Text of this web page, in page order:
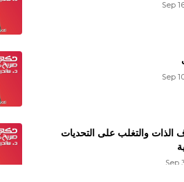
yale badna njeweb 3leh
Dec 24, 2021
Dec 24, 2021
Sep
Sep
الذات والتغلب على التحديات
Sep